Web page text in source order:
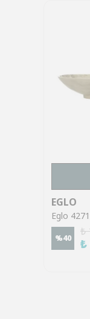
EGLO
%40
₺
₺